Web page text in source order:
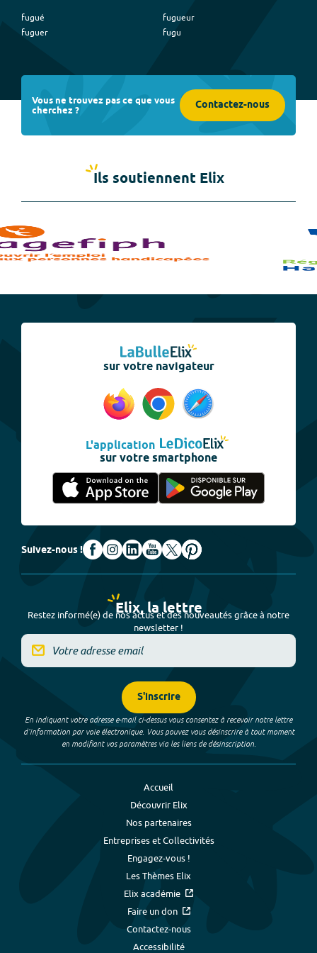
fugué
fuguer
fugueur
fugu
Vous ne trouvez pas ce que vous
cherchez ? Contactez-nous
Ils soutiennent Elix
sur votre navigateur
L'application
sur votre smartphone
Suivez-nous !
Elix, la lettre
Restez informé(e) de nos actus et des nouveautés grâce à notre
newsletter !
S'inscrire
En indiquant votre adresse e-mail ci-dessus vous consentez à recevoir notre lettre
d’information par voie électronique. Vous pouvez vous désinscrire à tout moment
en modifiant vos paramètres via les liens de désinscription.
Accueil
Découvrir Elix
Nos partenaires
Entreprises et Collectivités
Engagez-vous !
Les Thèmes Elix
Elix académie
Faire un don
Contactez-nous
Accessibilité